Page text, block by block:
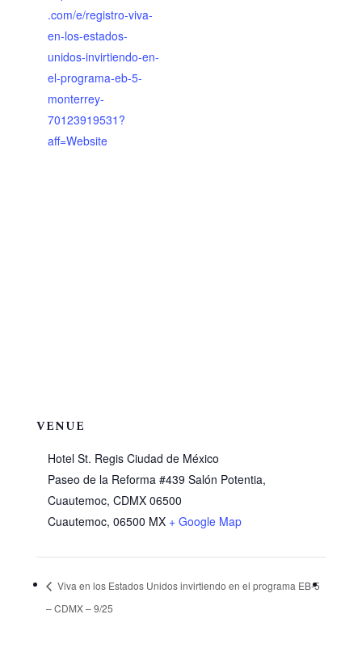
.com/e/registro-viva-
en-los-estados-
unidos-invirtiendo-en-
el-programa-eb-5-
monterrey-
70123919531?
aff=Website
VENUE
Hotel St. Regis Ciudad de México
Paseo de la Reforma #439 Salón Potentia,
Cuautemoc, CDMX 06500
Cuautemoc, 06500 MX + Google Map
Viva en los Estados Unidos invirtiendo en el programa EB-5
– CDMX – 9/25